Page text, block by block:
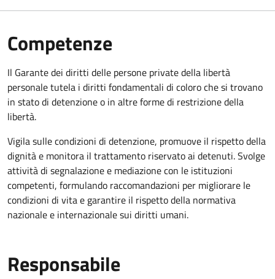
Competenze
Il Garante dei diritti delle persone private della libertà
personale tutela i diritti fondamentali di coloro che si trovano
in stato di detenzione o in altre forme di restrizione della
libertà.
Vigila sulle condizioni di detenzione, promuove il rispetto della
dignità e monitora il trattamento riservato ai detenuti. Svolge
attività di segnalazione e mediazione con le istituzioni
competenti, formulando raccomandazioni per migliorare le
condizioni di vita e garantire il rispetto della normativa
nazionale e internazionale sui diritti umani.
Responsabile